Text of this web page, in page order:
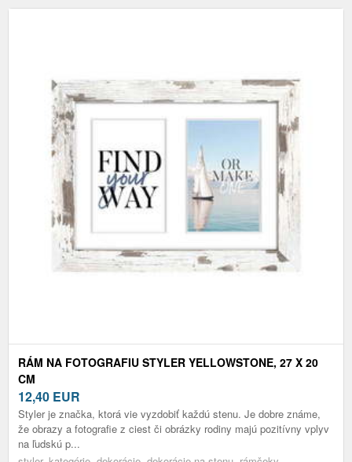
RÁM NA FOTOGRAFIU STYLER YELLOWSTONE, 27 X 20
CM
12,40 EUR
Styler je značka, ktorá vie vyzdobiť každú stenu. Je dobre známe,
že obrazy a fotografie z ciest či obrázky rodiny majú pozitívny vplyv
na ľudskú p...